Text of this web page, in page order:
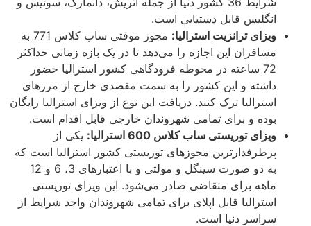
انگلیس قابل دستیابی است.
ویزای ترانزیت استرالیا:
مجوز موقتی ساب کلاس 771 به
مسافران این اجازه را می‌دهد تا در یک بازه زمانی حداکثر
72 ساعته در محوطه فرودگاهی کشور استرالیا حضور
داشته و این کشور را به سمت مقصدی خارج از مرزهای
استرالیا ترک کنند. دریافت این نوع از ویزای استرالیا رایگان
بوده و برای تمامی شهروندان خارجی قابل اقدام است.
ویزای توریستی ساب کلاس 600 استرالیا:
یکی از
پرطرفدارترین مجوزهای توریستی کشور استرالیا است که
به دو صورت سینگل و مولتی و با اعتبارهای 3، 6 و 12
ماهه برای متقاضی صادر می‌شود. این ویزای توریستی
استرالیا قابل اپلای برای تمامی شهروندان واجد شرایط از
سراسر دنیا است.